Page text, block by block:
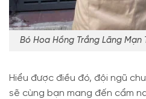
Bó Hoa Hồng Trắng Lãng Mạn
Hiểu được điều đó, đội ngũ
sẽ cùng bạn mang đến cẩm